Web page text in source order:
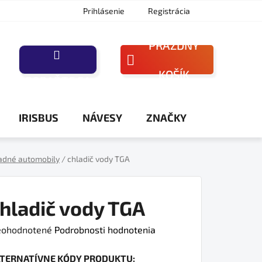
Prihlásenie Registrácia
NÁKUPNÝ
PRÁZDNY
KOŠÍK
IRISBUS NÁVESY ZNAČKY
automobily /chladič vody TGA
vody TGA
Podrobnosti hodnotenia
KÓDY PRODUKTU: